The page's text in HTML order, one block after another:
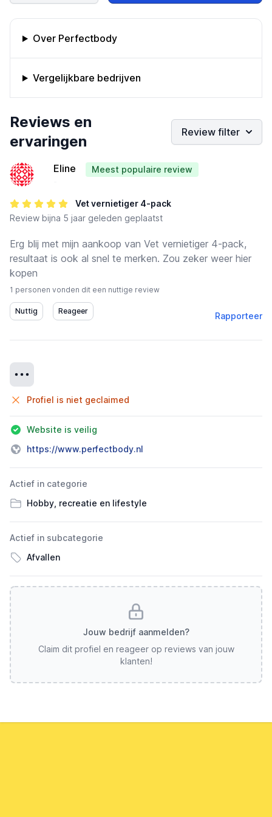
Omschrijving bedrijf
Over Perfectbody
Vergelijkbare bedrijven
Bedrijfs reviews
Reviews en
ervaringen
Review filter
Eline Meest populaire review
Vet vernietiger 4-pack
Review bijna 5 jaar geleden geplaatst
Erg blij met mijn aankoop van Vet vernietiger 4-pack,
resultaat is ook al snel te merken. Zou zeker weer hier
kopen
1 personen vonden dit een nuttige review
Rapporteer
Profiel is niet geclaimed
Website is veilig
https://www.perfectbody.nl
Actief in categorie
Hobby, recreatie en lifestyle
Actief in subcategorie
Afvallen
Jouw bedrijf aanmelden?
Claim dit profiel en reageer op reviews van jouw
klanten!